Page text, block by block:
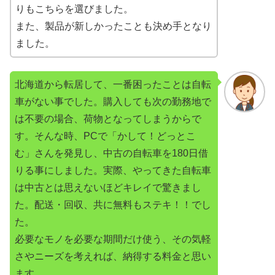
りもこちらを選びました。
また、製品が新しかったことも決め手となり
ました。
北海道から転居して、一番困ったことは自転
車がない事でした。購入しても次の勤務地で
は不要の場合、荷物となってしまうからで
す。そんな時、PCで「かして！どっとこ
む」さんを発見し、中古の自転車を180日借
りる事にしました。実際、やってきた自転車
は中古とは思えないほどキレイで驚きまし
た。配送・回収、共に無料もステキ！！でし
た。
必要なモノを必要な期間だけ使う、その気軽
さやニーズを考えれば、納得する料金と思い